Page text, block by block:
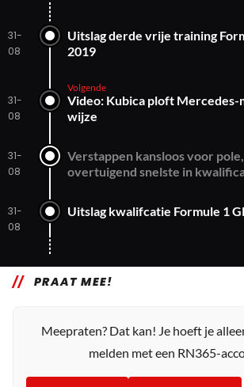
31-
08
Uitslag derde vrije training
2019
31-
08
Volgende
Video: Kubica ploft Mercedes-
wijze
31-
08
Verstappen kansloos voor
overtuigend snelste in
31-
08
Uitslag kwalifcatie Formule 1
PRAAT MEE!
Meepraten? Dat kan! Je hoeft je
melden met een RN365-